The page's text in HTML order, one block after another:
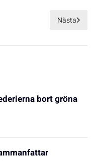
Nästa
bort gröna